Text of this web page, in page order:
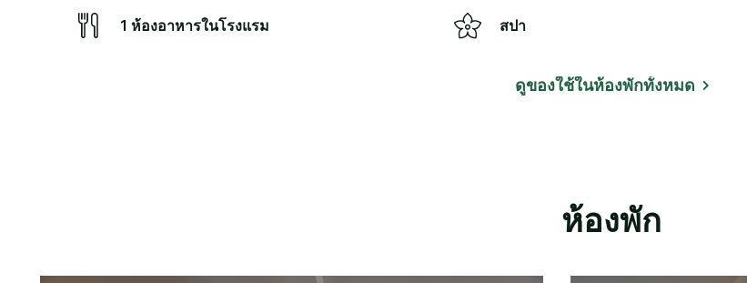
1 ห้องอาหารในโรงแรม สปา
ดูของใช้ในห้องพักทั้งหมด
ห้องพัก